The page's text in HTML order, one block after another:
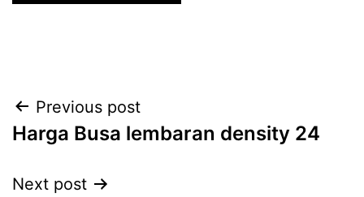
Post
navigation
Previous post
Harga Busa lembaran density 24
Next post